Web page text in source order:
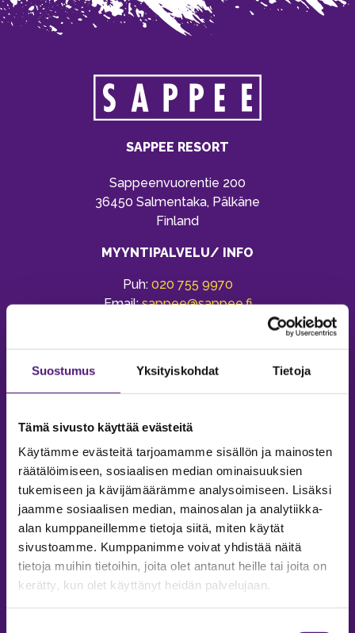
Suostumus Yksityiskohdat Tietoja
Tämä sivusto käyttää evästeitä
Käytämme evästeitä tarjoamamme sisällön ja mainosten
räätälöimiseen, sosiaalisen median ominaisuuksien
tukemiseen ja kävijämäärämme analysoimiseen. Lisäksi
jaamme sosiaalisen median, mainosalan ja analytiikka-
alan kumppaneillemme tietoja siitä, miten käytät
sivustoamme. Kumppanimme voivat yhdistää näitä
tietoja muihin tietoihin, joita olet antanut heille tai joita on
kerätty, kun olet käyttänyt heidän palvelujaan.
SAPPEE RESORT
Sappeenvuorentie 200
36450 Salmentaka, Pälkäne
Finland
MYYNTIPALVELU/ INFO
Puh: 020 755 9970
Email:sappee@sappee.fi
MAJOITUS
Tiedustelut & Varaukset